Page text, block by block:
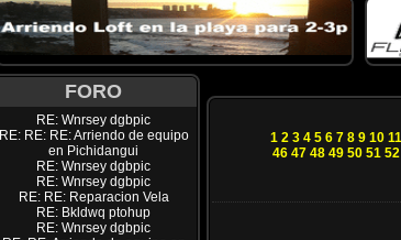
FORO
RE: Wnrsey dgbpic
RE: RE: RE: Arriendo de equipo
en Pichidangui
RE: Wnrsey dgbpic
RE: Wnrsey dgbpic
RE: RE: Reparacion Vela
RE: Bkldwq ptohup
RE: Wnrsey dgbpic
1 2 3 4 5 6 7 8 9 10 11
46 47 48 49 50 51 52